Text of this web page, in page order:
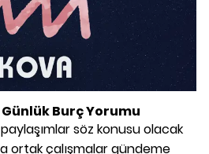
Burç Yorumu
söz konusu olacak
ortak çalışmalar gündeme